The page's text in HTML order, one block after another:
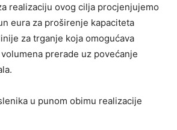
realizaciju ovog cilja procjenjujemo
eura za proširenje kapaciteta
za trganje koja omogućava
prerade uz povećanje
u punom obimu realizacije